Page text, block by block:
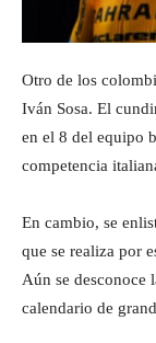
Otro de los
Iván Sosa. El
en el 8 del equipo
competencia
En cambio, se
que se realiza por
Aún se desconoce
calendario de